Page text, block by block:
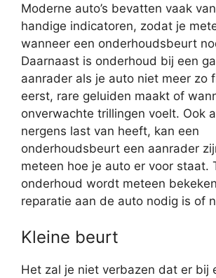
Moderne auto’s bevatten vaak
handige indicatoren, zodat je
wanneer een onderhoudsbeurt
Daarnaast is onderhoud bij een
aanrader als je auto niet meer zo
eerst, rare geluiden maakt of
onverwachte trillingen voelt. Ook
nergens last van heeft, kan een
onderhoudsbeurt een aanrader
meteen hoe je auto er voor staat.
onderhoud wordt meteen
reparatie aan de auto nodig is of
Kleine beurt
Het zal je niet verbazen dat er bij